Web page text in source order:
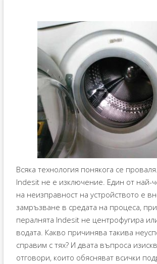
Всяка технология понякога се
Indesit не е изключение. Един от най-
на неизправност на устройството е
замръзване в средата на процеса,
пералнята Indesit не центрофугира
водата. Какво причинява такива
справим с тях? И двата въпроса
отговори, които обясняват всички